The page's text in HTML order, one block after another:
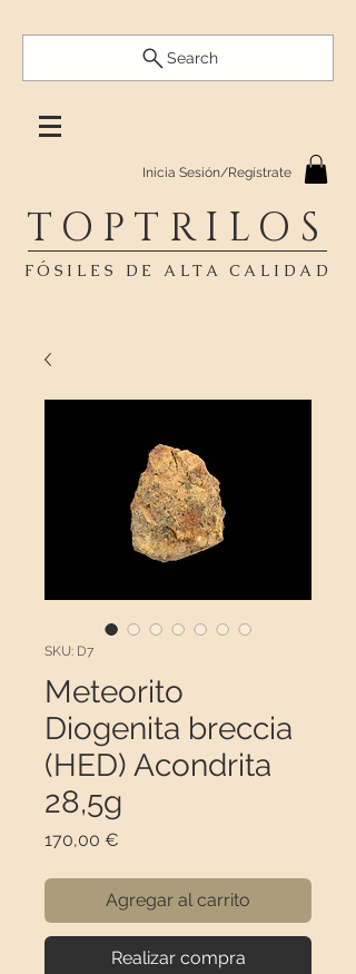
Search
Inicia Sesión/Regístrate
TOPTRILOS
FÓSILES DE ALTA CALIDAD
SKU: D7
Meteorito
Diogenita breccia
(HED) Acondrita
28,5g
170,00 €
Agregar al carrito
Realizar compra